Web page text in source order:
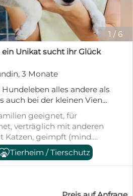
1 / 6
Unikat sucht ihr Glück
3 Monate
alles andere als
auch bei der kleinen Viena.
Geschwistern wurde
Polizei aufgegriffen.
die drei Welpen schon
Ende Juni fanden sie
Partnertierheim
sie liebevoll versorgt,
geimpft. Heute fehlt
eines: ihre eigene
geeignet, für
verträglich mit anderen
Katzen, geimpft (mind.
gechipt, mit EU-
Tierheim,
Tierheim / Tierschutz